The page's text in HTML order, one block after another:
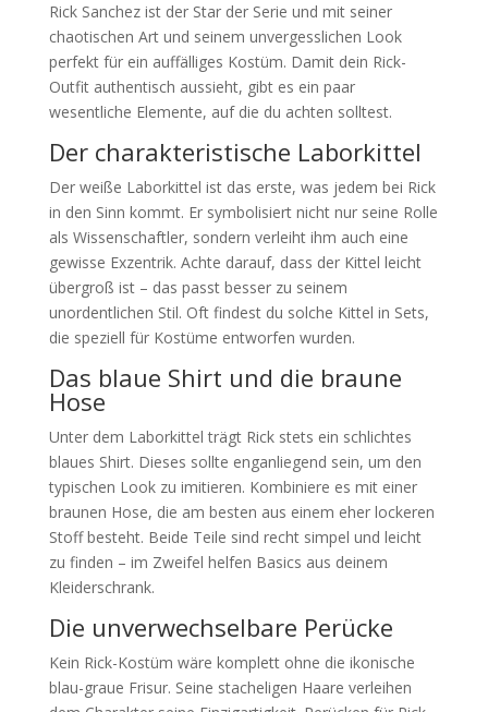
Rick Sanchez ist der Star der Serie und mit seiner
chaotischen Art und seinem unvergesslichen Look
perfekt für ein auffälliges Kostüm. Damit dein Rick-
Outfit authentisch aussieht, gibt es ein paar
wesentliche Elemente, auf die du achten solltest.
Der charakteristische Laborkittel
Der weiße Laborkittel ist das erste, was jedem bei Rick
in den Sinn kommt. Er symbolisiert nicht nur seine Rolle
als Wissenschaftler, sondern verleiht ihm auch eine
gewisse Exzentrik. Achte darauf, dass der Kittel leicht
übergroß ist – das passt besser zu seinem
unordentlichen Stil. Oft findest du solche Kittel in Sets,
die speziell für Kostüme entworfen wurden.
Das blaue Shirt und die braune
Hose
Unter dem Laborkittel trägt Rick stets ein schlichtes
blaues Shirt. Dieses sollte enganliegend sein, um den
typischen Look zu imitieren. Kombiniere es mit einer
braunen Hose, die am besten aus einem eher lockeren
Stoff besteht. Beide Teile sind recht simpel und leicht
zu finden – im Zweifel helfen Basics aus deinem
Kleiderschrank.
Die unverwechselbare Perücke
Kein Rick-Kostüm wäre komplett ohne die ikonische
blau-graue Frisur. Seine stacheligen Haare verleihen